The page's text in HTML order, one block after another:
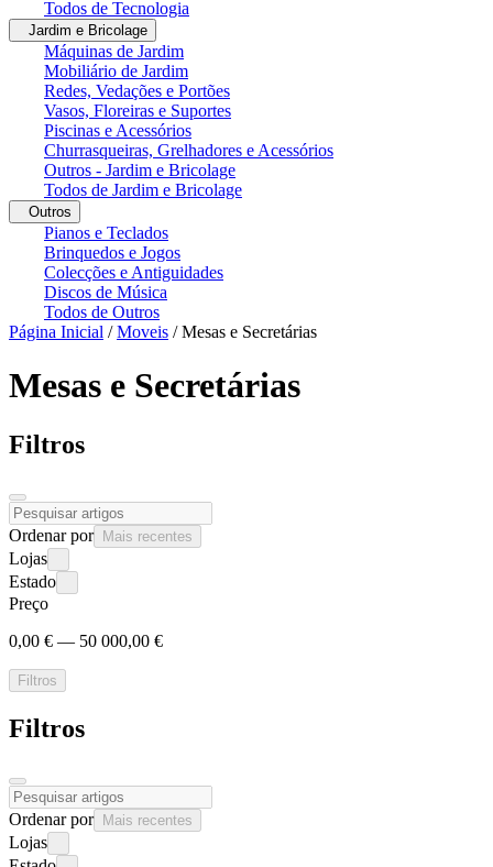
Todos de Tecnologia
Jardim e Bricolage
Máquinas de Jardim
Mobiliário de Jardim
Redes, Vedações e Portões
Vasos, Floreiras e Suportes
Piscinas e Acessórios
Churrasqueiras, Grelhadores e Acessórios
Outros - Jardim e Bricolage
Todos de Jardim e Bricolage
Outros
Pianos e Teclados
Brinquedos e Jogos
Colecções e Antiguidades
Discos de Música
Todos de Outros
Página Inicial /Moveis /Mesas e Secretárias
Mesas e Secretárias
Filtros
Ordenar por Mais recentes
Lojas
Estado
Preço
0,00 € — 50 000,00 €
Filtros
Filtros
Ordenar por Mais recentes
Lojas